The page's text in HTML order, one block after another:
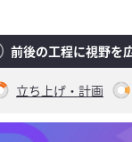
前後の工程に視野を
立ち上げ・計画